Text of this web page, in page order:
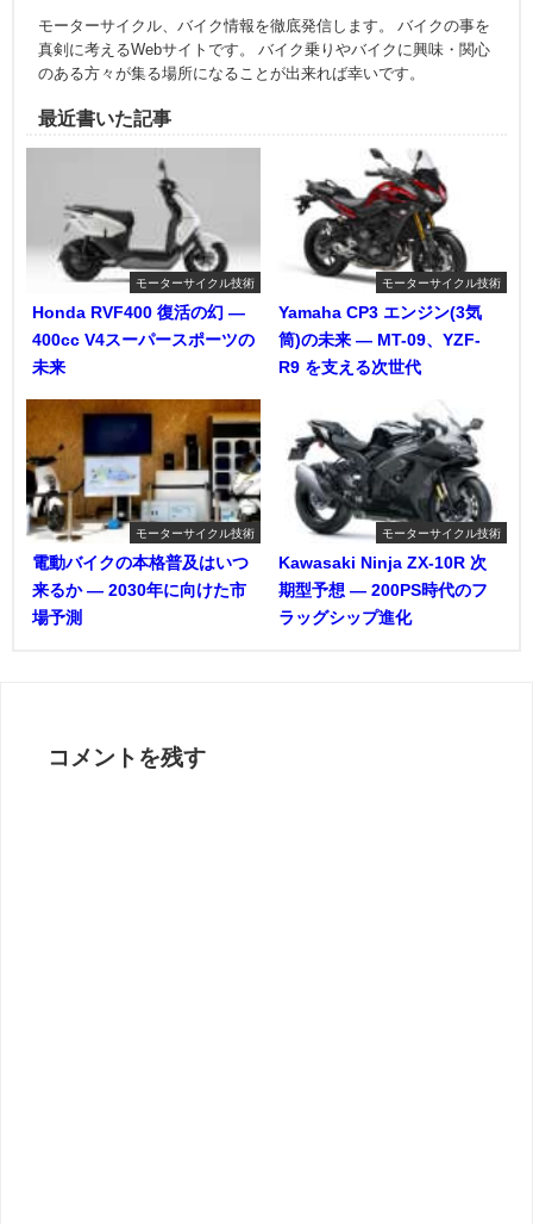
モーターサイクル、バイク情報を徹底発信します。 バイクの事を
真剣に考えるWebサイトです。 バイク乗りやバイクに興味・関心
のある方々が集る場所になることが出来れば幸いです。
最近書いた記事
モーターサイクル技術
Honda RVF400 復活の幻 ―
400cc V4スーパースポーツの
未来
モーターサイクル技術
Yamaha CP3 エンジン(3気
筒)の未来 ― MT-09、YZF-
R9 を支える次世代
モーターサイクル技術
電動バイクの本格普及はいつ
来るか ― 2030年に向けた市
場予測
モーターサイクル技術
Kawasaki Ninja ZX-10R 次
期型予想 ― 200PS時代のフ
ラッグシップ進化
コメントを残す